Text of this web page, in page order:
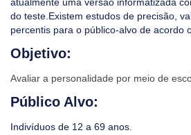
do teste.Existem estudos de precisão,
percentis para o público-alvo de acordo
Objetivo:
Avaliar a personalidade por meio de
Público Alvo:
Indivíduos de 12 a 69 anos.